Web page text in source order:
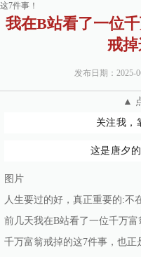
这7件事！
我在B站看了一位
戒掉
发布日期：2025-
▲ 点
关注我，
这是唐夕
图片
人生要过的好，真正重要的:不
前几天我在B站看了一位千万
千万富翁戒掉的这7件事，也正